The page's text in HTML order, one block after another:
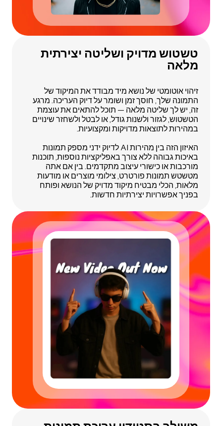
טשטוש מדויק ושליטה יצירתית
מלאה
זיהוי אוטומטי של נושא מיד מבודד את המיקוד של
התמונה שלך, חוסך זמן ושומר על דיוק העריכה. מרגע
זה, יש לך שליטה מלאה — תוכל להתאים את עוצמת
הטשטוש, לגזור ולשנות גודל, או לבטל ולשחזר שינויים
במהירות לתוצאות מדויקות ומקצועיות.
האיזון הזה בין מהירות AI לדיוק ידני מספק תמונות
באיכות גבוהה ללא צורך באפליקציות נוספות, תוכנות
מורכבות או כישורי עיצוב מתקדמים. בין אם אתה
מטשטש תמונות פורטרט, צילומי מוצרים או מודעות
מלאות, הכלי מבטיח מיקוד מדויק של הנושא ופותח
בפניך אפשרויות יצירתיות חדשות.